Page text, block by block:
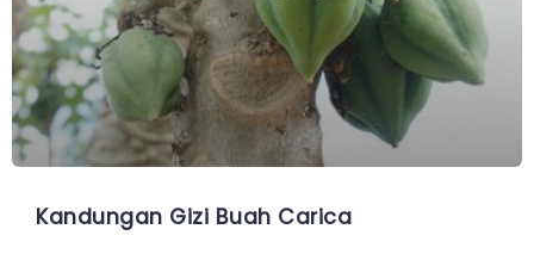
Kandungan Gizi Buah Carica